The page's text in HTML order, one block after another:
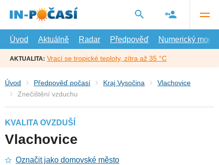
hlavní
Úvod
Aktuálně Radar Předpověď Numerický model
AKTUALITA: Vrací se tropické teploty, zítra až 35 °C
Úvod Předpověď počasí Kraj Vysočina
Vlachovice
Znečištění vzduchu
KVALITA OVZDUŠÍ
Vlachovice
Označit jako domovské město